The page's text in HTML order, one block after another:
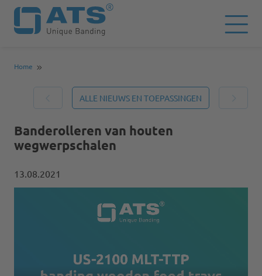
Home
ALLE NIEUWS EN TOEPASSINGEN
Banderolleren van houten
wegwerpschalen
13.08.2021